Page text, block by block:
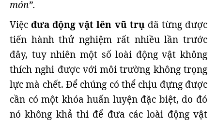
món”.
Việcđưa động vật lên vũ trụđã từng được
tiến hành thử nghiệm rất nhiều lần trước
đây, tuy nhiên một số loài động vật không
thích nghi được với môi trường không trọng
lực mà chết. Để chúng có thể chịu đựng được
cần có một khóa huấn luyện đặc biệt, do đó
nó không khả thi để đưa các loài động vật